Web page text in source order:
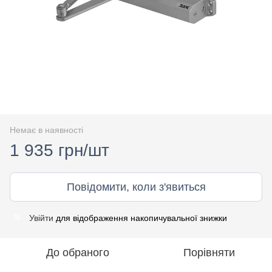
Немає в наявності
1 935 грн/шт
Повідомити, коли з'явиться
Увійти для відображення накопичувальної знижки
До обраного Порівняти